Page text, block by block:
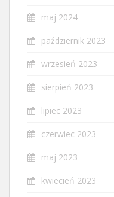
maj 2024
październik 2023
wrzesień 2023
sierpień 2023
lipiec 2023
czerwiec 2023
maj 2023
kwiecień 2023